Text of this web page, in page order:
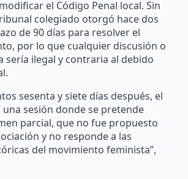
el Código Penal local. Sin
colegiado otorgó hace dos
de 90 días para resolver el
por lo que cualquier discusión o
sería ilegal y contraria al debido
sesenta y siete días después, el
una sesión donde se pretende
parcial, que no fue propuesto
y no responde a las
del movimiento feminista”,